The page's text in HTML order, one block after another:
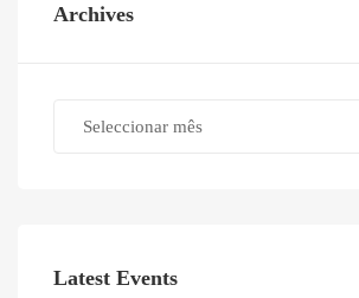
Archives
Latest Events